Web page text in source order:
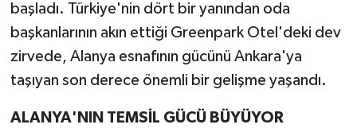
başladı. Türkiye'nin dört bir yanından oda
başkanlarının akın ettiği Greenpark Otel'deki dev
zirvede, Alanya esnafının gücünü Ankara'ya
taşıyan son derece önemli bir gelişme yaşandı.
ALANYA'NIN TEMSİL GÜCÜ BÜYÜYOR